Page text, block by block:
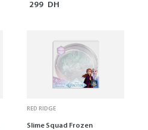
299 DH
RED RIDGE
Slime Squad Frozen